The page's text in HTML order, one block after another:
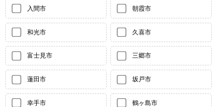
入間市 朝霞市
和光市 久喜市
富士見市 三郷市
蓮田市 坂戸市
幸手市 鶴ヶ島市